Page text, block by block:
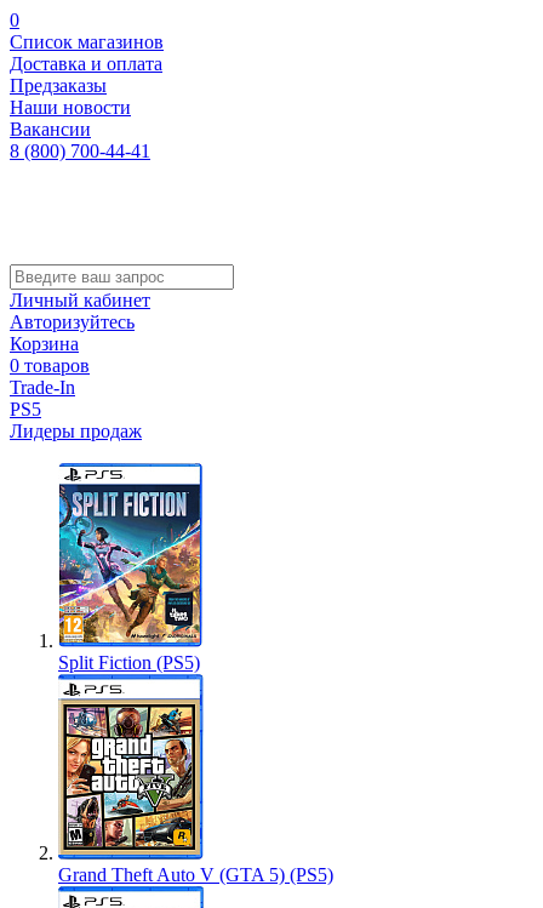
0
Список магазинов
Доставка и оплата
Предзаказы
Наши новости
Вакансии
8 (800) 700-44-41
Личный кабинет
Авторизуйтесь
Корзина
0 товаров
Trade-In
PS5
Лидеры продаж
Split Fiction (PS5)
Grand Theft Auto V (GTA 5) (PS5)